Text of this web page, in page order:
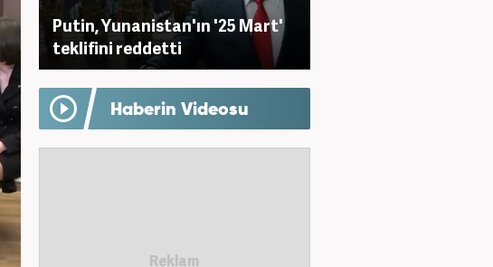
Putin, Yunanistan'ın '25 Mart'
teklifini reddetti
Haberin Videosu